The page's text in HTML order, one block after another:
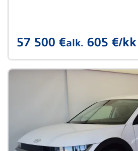
57 500 €alk. 605 €/kk